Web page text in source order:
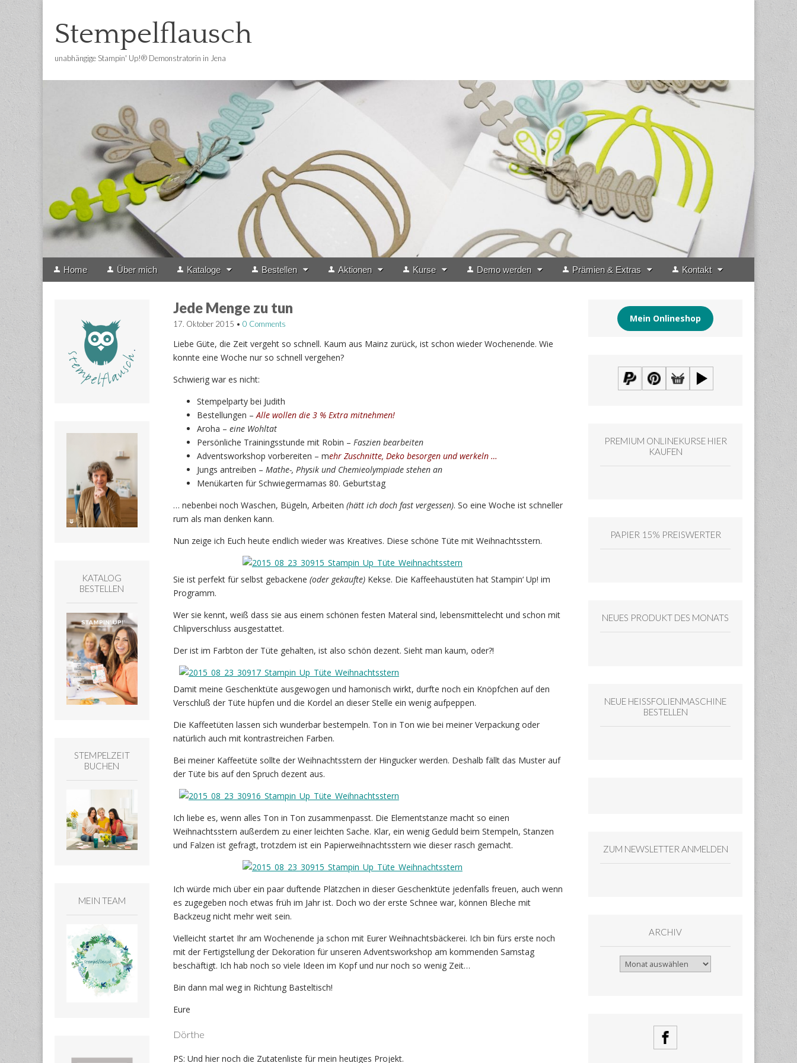
Stempelflausch
unabhängige Stampin' Up!® Demonstratorin in Jena
Main
Skip
Home Über mich Kataloge Bestellen Aktionen Kurse Demo werden Prämien & Extras Kontakt
Jede Menge zu tun
17. Oktober 2015 • 0 Comments
Liebe Güte, die Zeit vergeht so schnell. Kaum aus Mainz zurück, ist schon wieder Wochenende. Wie
konnte eine Woche nur so schnell vergehen?
Schwierig war es nicht:
Stempelparty bei Judith
Bestellungen –Alle wollen die 3 % Extra mitnehmen!
Aroha – eine Wohltat
Persönliche Trainingsstunde mit Robin – Faszien bearbeiten
Adventsworkshop vorbereiten – mehr Zuschnitte, Deko besorgen und werkeln …
Jungs antreiben – Mathe-, Physik und Chemieolympiade stehen an
Menükarten für Schwiegermamas 80. Geburtstag
… nebenbei noch Waschen, Bügeln, Arbeiten (hätt ich doch fast vergessen). So eine Woche ist schneller
rum als man denken kann.
Nun zeige ich Euch heute endlich wieder was Kreatives. Diese schöne Tüte mit Weihnachtsstern.
Sie ist perfekt für selbst gebackene (oder gekaufte)Kekse. Die Kaffeehaustüten hat Stampin‘ Up! im
Programm.
Wer sie kennt, weiß dass sie aus einem schönen festen Materal sind, lebensmittelecht und schon mit
Chlipverschluss ausgestattet.
Der ist im Farbton der Tüte gehalten, ist also schön dezent. Sieht man kaum, oder?!
Damit meine Geschenktüte ausgewogen und hamonisch wirkt, durfte noch ein Knöpfchen auf den
Verschluß der Tüte hüpfen und die Kordel an dieser Stelle ein wenig aufpeppen.
Die Kaffeetüten lassen sich wunderbar bestempeln. Ton in Ton wie bei meiner Verpackung oder
natürlich auch mit kontrastreichen Farben.
Bei meiner Kaffeetüte sollte der Weihnachtsstern der Hingucker werden. Deshalb fällt das Muster auf
der Tüte bis auf den Spruch dezent aus.
Ich liebe es, wenn alles Ton in Ton zusammenpasst. Die Elementstanze macht so einen
Weihnachtsstern außerdem zu einer leichten Sache. Klar, ein wenig Geduld beim Stempeln, Stanzen
und Falzen ist gefragt, trotzdem ist ein Papierweihnachtsstern wie dieser rasch gemacht.
Ich würde mich über ein paar duftende Plätzchen in dieser Geschenktüte jedenfalls freuen, auch wenn
es zugegeben noch etwas früh im Jahr ist. Doch wo der erste Schnee war, können Bleche mit
Backzeug nicht mehr weit sein.
Vielleicht startet Ihr am Wochenende ja schon mit Eurer Weihnachtsbäckerei. Ich bin fürs erste noch
mit der Fertigstellung der Dekoration für unseren Adventsworkshop am kommenden Samstag
beschäftigt. Ich hab noch so viele Ideen im Kopf und nur noch so wenig Zeit…
Bin dann mal weg in Richtung Basteltisch!
Eure
Dörthe
PS: Und hier noch die Zutatenliste für mein heutiges Projekt.
KATALOG
BESTELLEN
STEMPELZEIT
BUCHEN
MEIN TEAM
Mein Onlineshop
PREMIUM ONLINEKURSE HIER
KAUFEN
PAPIER 15% PREISWERTER
NEUES PRODUKT DES MONATS
NEUE HEISSFOLIENMASCHINE
BESTELLEN
ZUM NEWSLETTER ANMELDEN
ARCHIV
Archiv